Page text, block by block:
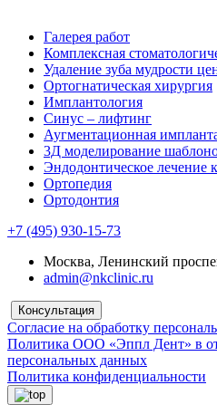
Галерея работ
Комплексная
Удаление зуба мудрости
Ортогнатическая хирургия
Имплантология
Синус – лифтинг
Аугментационная
3Д моделирование
Эндодонтическое лечение
Ортопедия
Ортодонтия
+7 (495) 930-15-73
Москва, Ленинский
admin@nkclinic.ru
Консультация
Согласие на обработку
Политика ООО «Эппл Дент» в
персональных данных
Политика конфиденциальности